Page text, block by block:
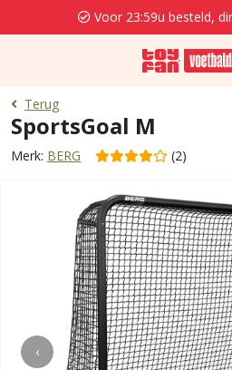
Voor 23:59u besteld,
Terug
SportsGoal M
Merk: BERG (2)
‹